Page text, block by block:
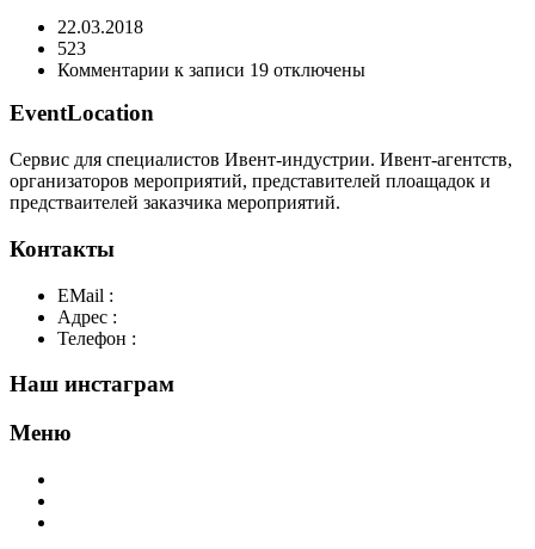
22.03.2018
523
Комментарии к записи 19 отключены
EventLocation
Сервис для специалистов Ивент-индустрии. Ивент-агентств,
организаторов мероприятий, представителей плоащадок и
предстваителей заказчика мероприятий.
Контакты
EMail :
Адрес :
Телефон :
Наш инстаграм
Меню